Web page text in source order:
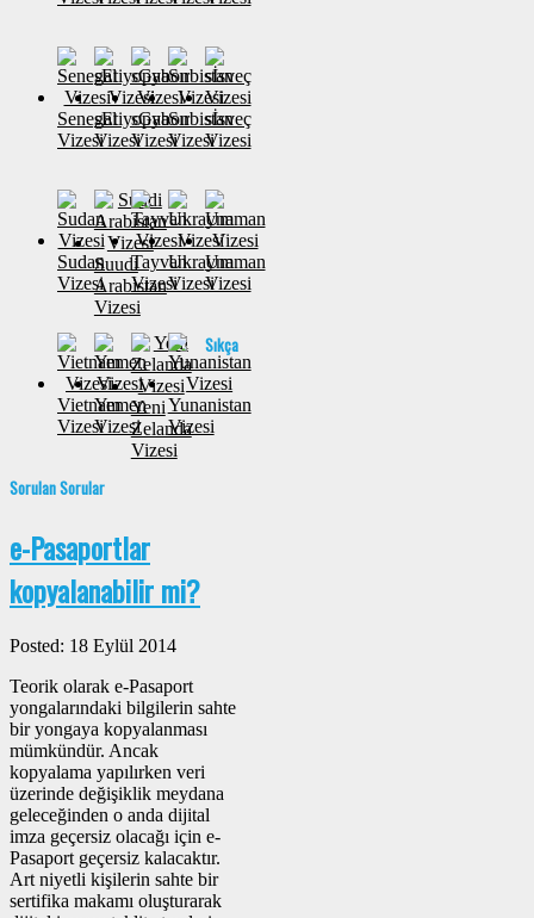
Senegal
Vizesi
sEtiyopya
Vizesi
sGabon
Vizesi
Sırbistan
Vizesi
sİsveç
Vizesi
Sudan
Vizesi
Suudi
Arabistan
Vizesi
Tayvan
Vizesi
Ukrayna
Vizesi
Umman
Vizesi
Vietnam
Vizesi
Yemen
Vizesi
Yeni
Zelanda
Vizesi
Yunanistan
Vizesi
Sıkça
Sorulan Sorular
e-Pasaportlar
kopyalanabilir mi?
Posted: 18 Eylül 2014
Teorik olarak e-Pasaport
yongalarındaki bilgilerin sahte
bir yongaya kopyalanması
mümkündür. Ancak
kopyalama yapılırken veri
üzerinde değişiklik meydana
geleceğinden o anda dijital
imza geçersiz olacağı için e-
Pasaport geçersiz kalacaktır.
Art niyetli kişilerin sahte bir
sertifika makamı oluşturarak